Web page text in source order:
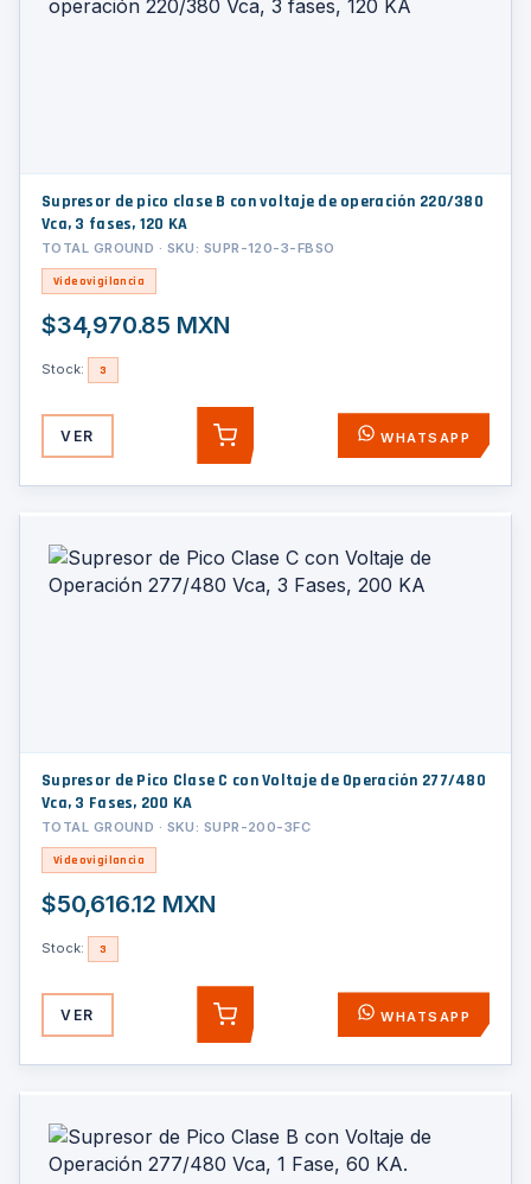
Supresor de pico clase B con voltaje de operación 220/380
Vca, 3 fases, 120 KA
TOTAL GROUND · SKU: SUPR-120-3-FBSO
Videovigilancia
$34,970.85 MXN
Stock: 3
VER AGREGAR WHATSAPP
Supresor de Pico Clase C con Voltaje de Operación 277/480
Vca, 3 Fases, 200 KA
TOTAL GROUND · SKU: SUPR-200-3FC
Videovigilancia
$50,616.12 MXN
Stock: 3
VER AGREGAR WHATSAPP